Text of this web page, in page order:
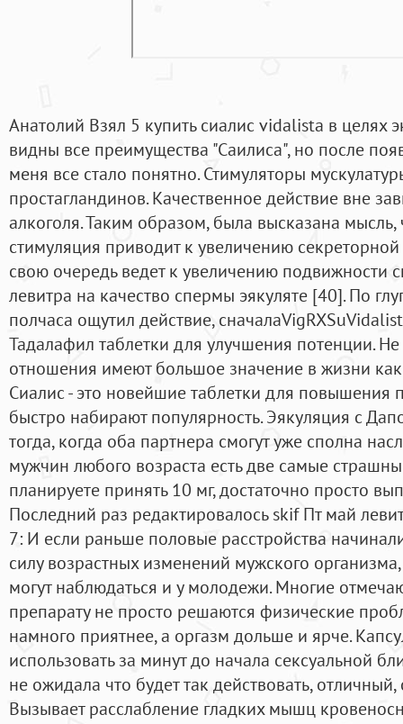
Анатолий Взял 5 купить сиалис vidalista в целях
видны все преимущества "Саилиса", но после
меня все стало понятно. Стимуляторы
простагландинов. Качественное действие вне
алкоголя. Таким образом, была высказана мысль,
стимуляция приводит к увеличению
свою очередь ведет к увеличению подвижности
левитра на качество спермы эякуляте [40]. По
полчаса ощутил действие,
Тадалафил таблетки для улучшения потенции. Не
отношения имеют большое значение в жизни
Сиалис - это новейшие таблетки для повышения
быстро набирают популярность. Эякуляция с
тогда, когда оба партнера смогут уже сполна
мужчин любого возраста есть две самые
планируете принять 10 мг, достаточно просто
Последний раз редактировалось skif Пт май
7: И если раньше половые расстройства
силу возрастных изменений мужского
могут наблюдаться и у молодежи. Многие
препарату не просто решаются физические
намного приятнее, а оргазм дольше и ярче.
использовать за минут до начала сексуальной
не ожидала что будет так действовать,
Вызывает расслабление гладких мышц